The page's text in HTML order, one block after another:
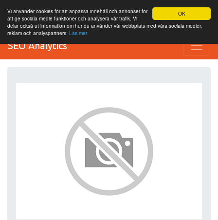
OK
Vi använder cookies för att anpassa innehåll och annonser för
att ge sociala medie funktioner och analysera vår trafik. Vi
delar också ut information om hur du använder vår webbplats med våra sociala medier,
reklam och analyspartners. Läs mer
SEO Analytics